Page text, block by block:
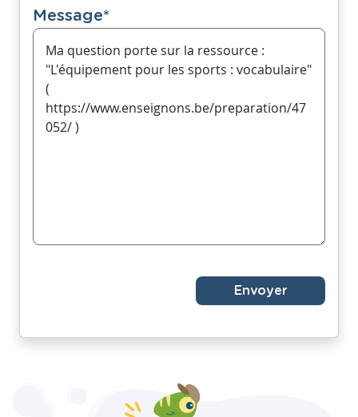
Message*
Envoyer